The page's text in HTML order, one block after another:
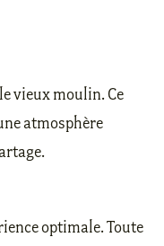
vieux moulin. Ce
atmosphère
optimale. Toute